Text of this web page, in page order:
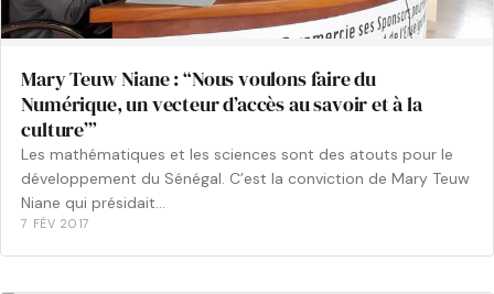
Mary Teuw Niane : “Nous voulons faire du
Numérique, un vecteur d’accès au savoir et à la
culture’”
Les mathématiques et les sciences sont des atouts pour le
développement du Sénégal. C’est la conviction de Mary Teuw
Niane qui présidait…
7 FÉV 2017